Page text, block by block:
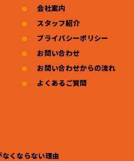
会社案内
スタッフ紹介
プライバシーポリシー
お問い合わせ
お問い合わせからの流れ
よくあるご質問
くならない理由